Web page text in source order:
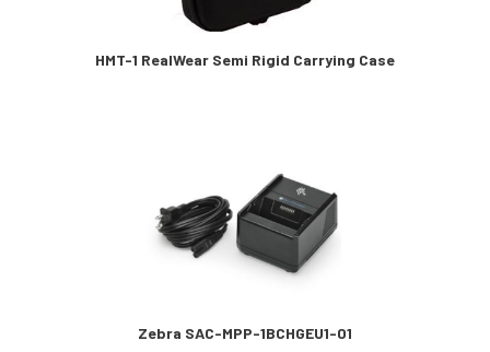
HMT-1 RealWear Semi Rigid Carrying Case
Zebra SAC-MPP-1BCHGEU1-01